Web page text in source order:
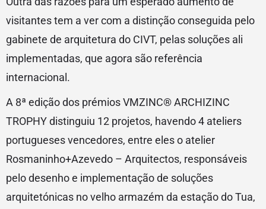
visitantes tem a ver com a distinção conseguida pelo
gabinete de arquitetura do CIVT, pelas soluções ali
implementadas, que agora são referência
internacional.
A 8ª edição dos prémios VMZINC® ARCHIZINC
TROPHY distinguiu 12 projetos, havendo 4 ateliers
portugueses vencedores, entre eles o atelier
Rosmaninho+Azevedo – Arquitectos, responsáveis
pelo desenho e implementação de soluções
arquitetónicas no velho armazém da estação do Tua,